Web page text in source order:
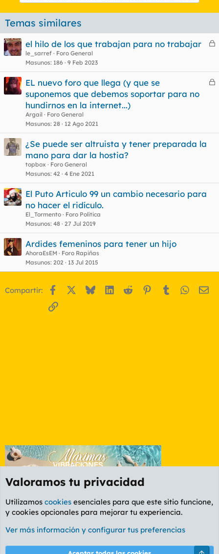
Temas similares
C
r
a
el hilo de los que trabajan para no trabajar
le_sarref
Foro General
Masunos 186 9 Feb 2023
C
d
EL nuevo foro que llega (y que se
suponemos que debemos soportar para no
hundirnos en la internet...)
Argail
Foro General
Masunos 28 12 Ago 2021
¿Se puede ser altruista y tener preparada la
mano para dar la hostia?
topbox
Foro General
Masunos 42 4 Ene 2021
El Puto Articulo 99 un cambio necesario para
no hacer el ridículo.
El_Tormento
Foro Política
Masunos 48 27 Jul 2019
Ardides femeninos para tener un hijo
AhoraEsEM
Foro Rapiñas
Masunos 202 13 Jul 2015
Compartir: Facebook BlueskyLinkedIn
Reddit Pinterest
Tumblr
Enlace
Foro General
Cookies
PL OLDSTYLE AMARILLO
Valoramos tu privacidad
Utilizamos cookies esenciales para que este sitio funcione,
y cookies opcionales para mejorar tu experiencia.
Ver más información y configurar tus preferencias